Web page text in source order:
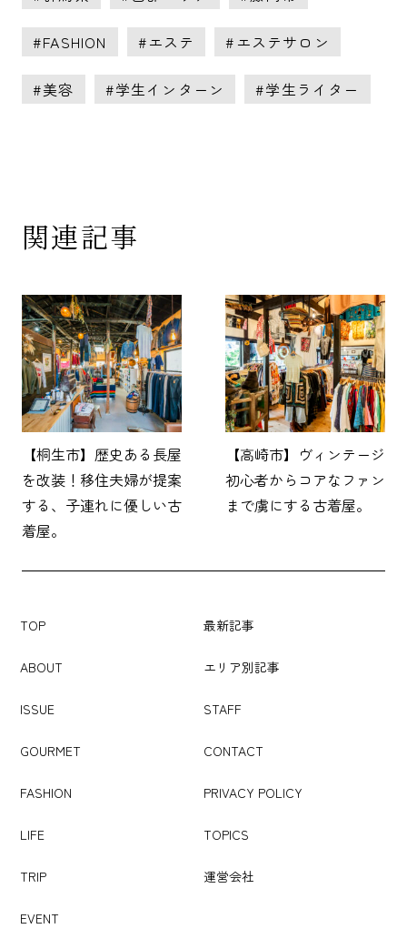
FASHION エステ エステサロン
美容 学生インターン 学生ライター
関連記事
【桐生市】歴史ある長屋
を改装！移住夫婦が提案
する、子連れに優しい古
着屋。
【高崎市】ヴィンテージ
初心者からコアなファン
まで虜にする古着屋。
TOP 最新記事
ABOUT エリア別記事
ISSUE STAFF
GOURMET CONTACT
FASHION PRIVACY POLICY
LIFE TOPICS
TRIP 運営会社
EVENT